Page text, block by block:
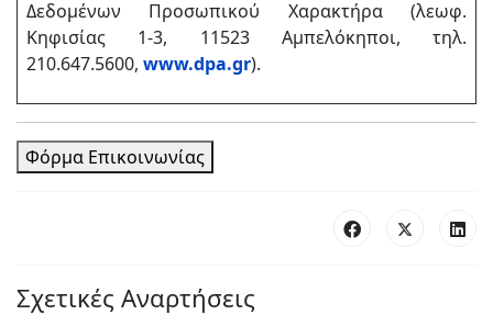
Δεδομένων Προσωπικού Χαρακτήρα (λεωφ.
Κηφισίας 1-3, 11523 Αμπελόκηποι, τηλ.
210.647.5600, www.dpa.gr).
Φόρμα Επικοινωνίας
Σχετικές Αναρτήσεις